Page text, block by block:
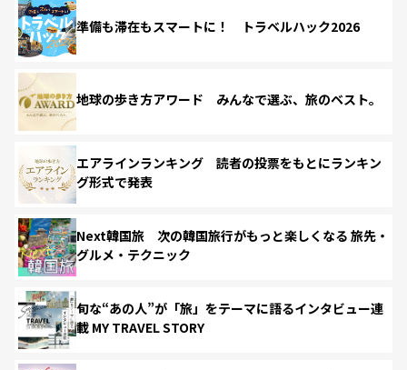
準備も滞在もスマートに！ トラベルハック2026
地球の歩き方アワード みんなで選ぶ、旅のベスト。
エアラインランキング 読者の投票をもとにランキン
グ形式で発表
Next韓国旅 次の韓国旅行がもっと楽しくなる 旅先・
グルメ・テクニック
旬な“あの人”が「旅」をテーマに語るインタビュー連
載 MY TRAVEL STORY